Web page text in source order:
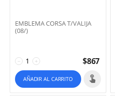
EMBLEMA CORSA T/VALIJA
(08/)
+
− $867
AÑADIR AL CARRITO